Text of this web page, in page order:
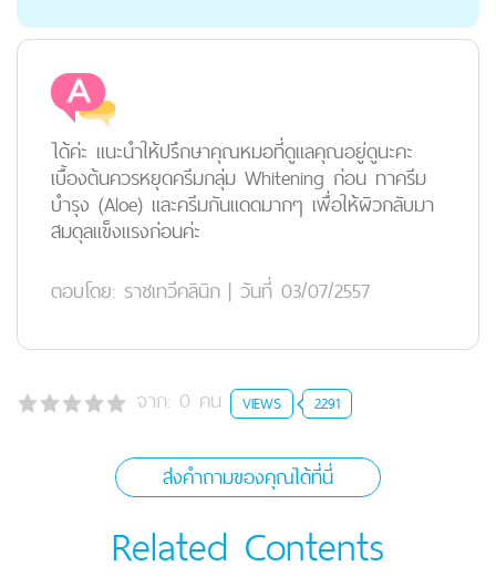
ได้ค่ะ แนะนำให้ปรึกษาคุณหมอที่ดูแลคุณอยู่ดูนะคะ
เบื้องต้นควรหยุดครีมกลุ่ม Whitening ก่อน ทาครีม
บำรุง (Aloe) และครีมกันแดดมากๆ เพื่อให้ผิวกลับมา
สมดุลแข็งแรงก่อนค่ะ
ตอบโดย: ราชเทวีคลินิก | วันที่ 03/07/2557
จาก: 0 คน VIEWS 2291
ส่งคำถามของคุณได้ที่นี่
Related Contents